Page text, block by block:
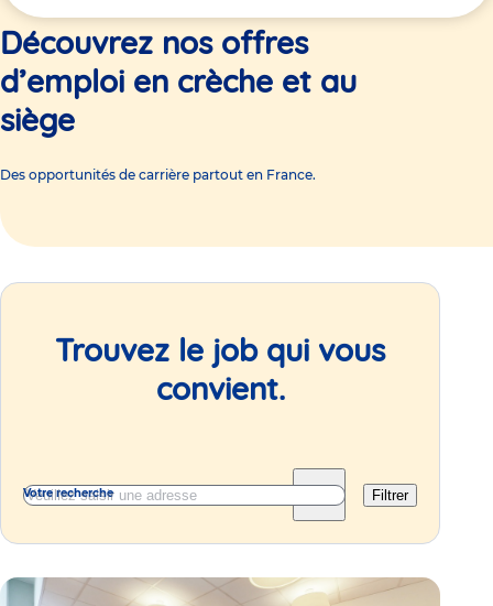
ici
Découvrez nos offres
d’emploi en crèche et au
siège
Des opportunités de carrière partout en France.
Trouvez le job qui vous
convient.
Votre recherche Filtrer